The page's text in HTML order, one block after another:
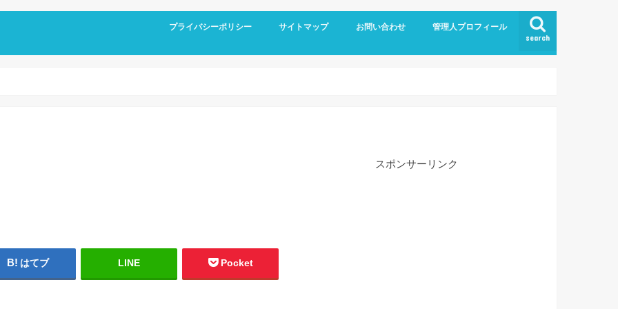
search
プライバシーポリシー サイトマップ お問い合わせ 管理人プロフィール
はてブ LINE Pocket
スポンサーリンク